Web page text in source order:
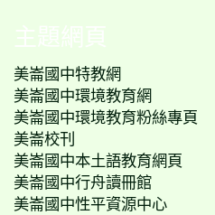
主題網頁
美崙國中特教網
美崙國中環境教育網
美崙國中環境教育粉絲專頁
美崙校刊
美崙國中本土語教育網頁
美崙國中行舟讀冊館
美崙國中性平資源中心